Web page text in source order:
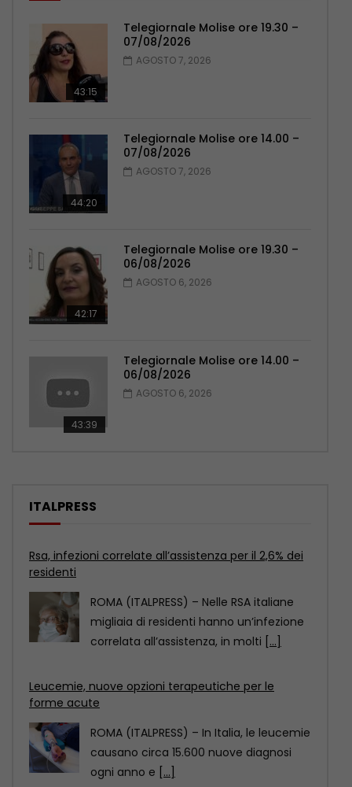
43:15
Telegiornale Molise ore 19.30 –
07/08/2026
AGOSTO 7, 2026
44:20
Telegiornale Molise ore 14.00 –
07/08/2026
AGOSTO 7, 2026
42:17
Telegiornale Molise ore 19.30 –
06/08/2026
AGOSTO 6, 2026
43:39
Telegiornale Molise ore 14.00 –
06/08/2026
AGOSTO 6, 2026
ITALPRESS
Leucemie, nuove opzioni terapeutiche per le
forme acute
ROMA (ITALPRESS) – In Italia, le leucemie
causano circa 15.600 nuove diagnosi
ogni anno e[...]
Polizia potenzia controlli in mare, a Catania due
nuovi acquascooter
CATANIA (ITALPRESS) – Il Dipartimento
della Pubblica Sicurezza- Servizio
Reparti Speciali ha assegnato alla